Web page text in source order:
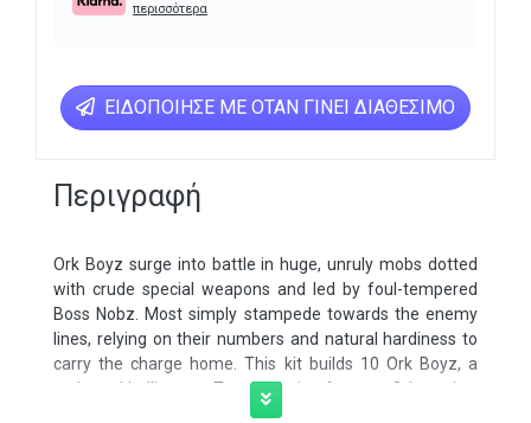
περισσότερα
ΕΙΔΟΠΟΊΗΣΕ ΜΕ ΌΤΑΝ ΓΊΝΕΙ ΔΙΑΘΈΣΙΜΟ
Περιγραφή
Ork Boyz surge into battle in huge, unruly mobs dotted
with crude special weapons and led by foul-tempered
Boss Nobz. Most simply stampede towards the enemy
lines, relying on their numbers and natural hardiness to
carry the charge home. This kit builds 10 Ork Boyz, a
surly and belligerent Troops choice for your Ork armies.
With a love of all things choppy and shooty, these